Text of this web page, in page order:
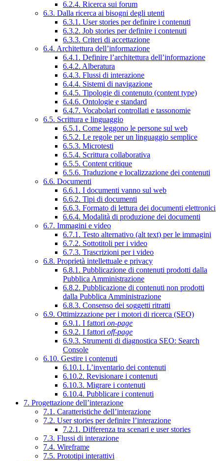
6.2.4. Ricerca sui forum
6.3. Dalla ricerca ai bisogni degli utenti
6.3.1. User stories per definire i contenuti
6.3.2. Job stories per definire i contenuti
6.3.3. Criteri di accettazione
6.4. Architettura dell’informazione
6.4.1. Definire l’architettura dell’informazione
6.4.2. Alberatura
6.4.3. Flussi di interazione
6.4.4. Sistemi di navigazione
6.4.5. Tipologie di contenuto (content type)
6.4.6. Ontologie e standard
6.4.7. Vocabolari controllati e tassonomie
6.5. Scrittura e linguaggio
6.5.1. Come leggono le persone sul web
6.5.2. Le regole per un linguaggio semplice
6.5.3. Microtesti
6.5.4. Scrittura collaborativa
6.5.5. Content critique
6.5.6. Traduzione e localizzazione dei contenuti
6.6. Documenti
6.6.1. I documenti vanno sul web
6.6.2. Tipi di documenti
6.6.3. Formato di lettura dei documenti elettronici
6.6.4. Modalità di produzione dei documenti
6.7. Immagini e video
6.7.1. Testo alternativo (alt text) per le immagini
6.7.2. Sottotitoli per i video
6.7.3. Trascrizioni per i video
6.8. Proprietà intellettuale e privacy
6.8.1. Pubblicazione di contenuti prodotti dalla
Pubblica Amministrazione
6.8.2. Pubblicazione di contenuti non prodotti
dalla Pubblica Amministrazione
6.8.3. Consenso dei soggetti ritratti
6.9. Ottimizzazione per i motori di ricerca (SEO)
6.9.1. I fattori on-page
6.9.2. I fattori off-page
6.9.3. Strumenti di diagnostica SEO: Search
Console
6.10. Gestire i contenuti
6.10.1. L’inventario dei contenuti
6.10.2. Revisionare i contenuti
6.10.3. Migrare i contenuti
6.10.4. Pubblicare i contenuti
7. Progettazione dell’interazione
7.1. Caratteristiche dell’interazione
7.2. User stories per definire l’interazione
7.2.1. Differenza tra scenari e user stories
7.3. Flussi di interazione
7.4. Wireframe
7.5. Prototipi interattivi